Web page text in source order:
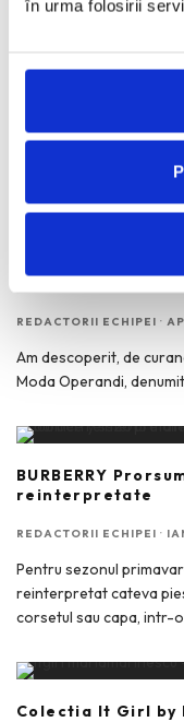
în urma folosirii
Les Vampires,
REDACTORII ECHIPEI ·
Vampir sau victima?
Karlie Kloss – La
REDACTORII ECHIPEI ·
Am descoperit, de
Moda Operandi,
BURBERRY
reinterpretate
REDACTORII ECHIPEI ·
Pentru sezonul
reinterpretat cateva
corsetul sau capa, intr-o
Colectia It Girl by